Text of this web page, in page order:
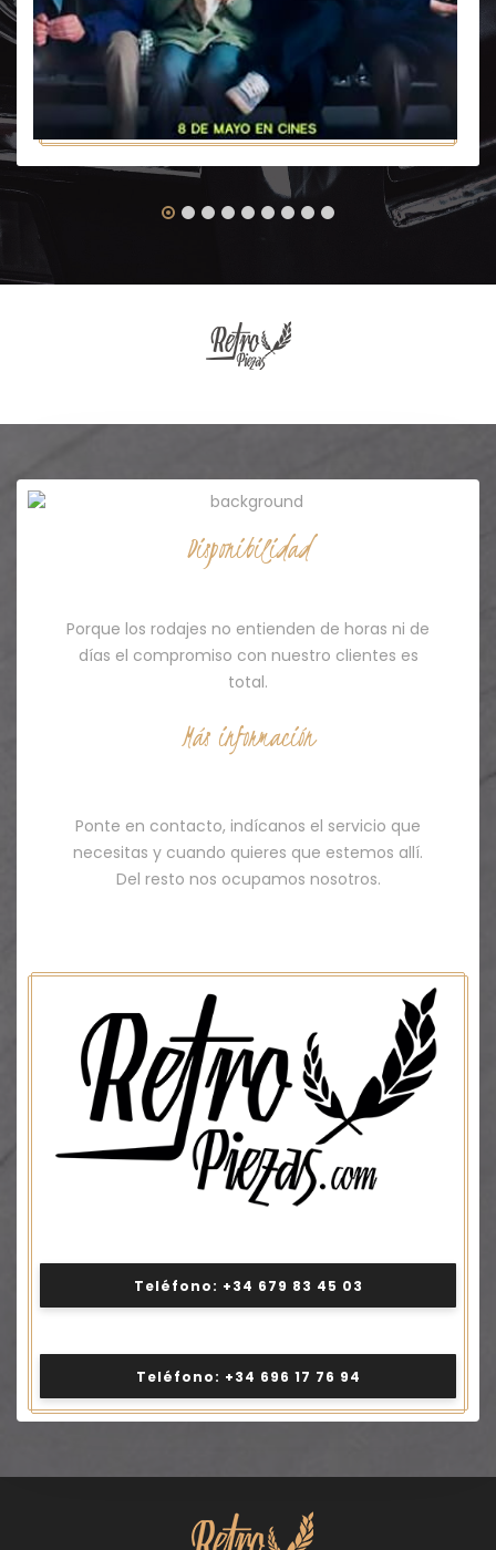
Disponibilidad
Porque los rodajes no entienden de horas ni de
días el compromiso con nuestro clientes es
total.
Más información
Ponte en contacto, indícanos el servicio que
necesitas y cuando quieres que estemos allí.
Del resto nos ocupamos nosotros.
Teléfono: +34 679 83 45 03
Teléfono: +34 696 17 76 94